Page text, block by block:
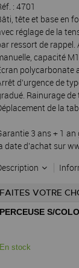
: 4701
tête et base en
réglage de la
ressort de
capacité
polycarbonate
d’urgence de
Rainurage
de la
3 ans + 1
date d'achat sur
FAITES VOTRE
PERCEUSE S/
En stock